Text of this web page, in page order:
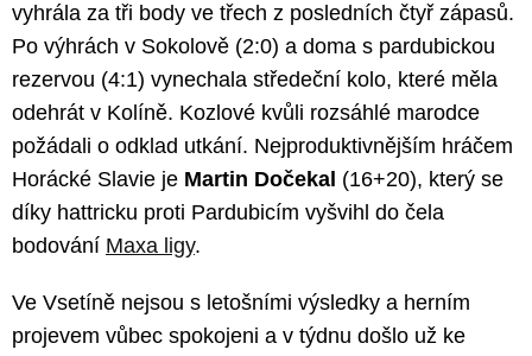
vyhrála za tři body ve třech z posledních čtyř zápasů.
Po výhrách v Sokolově (2:0) a doma s pardubickou
rezervou (4:1) vynechala středeční kolo, které měla
odehrát v Kolíně. Kozlové kvůli rozsáhlé marodce
požádali o odklad utkání. Nejproduktivnějším hráčem
Horácké Slavie je Martin Dočekal (16+20), který se
díky hattricku proti Pardubicím vyšvihl do čela
bodování Maxa ligy.
Ve Vsetíně nejsou s letošními výsledky a herním
projevem vůbec spokojeni a v týdnu došlo už ke